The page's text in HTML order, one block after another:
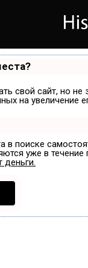
свой сайт, но
на
в поиске
уже в
деньги.